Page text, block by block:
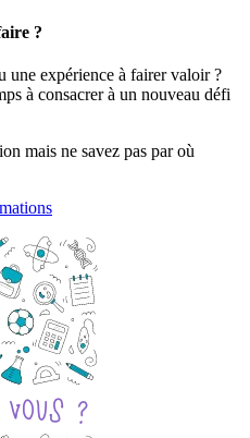
?
une expérience à fairer valoir ?
à consacrer à un nouveau défi
mais ne savez pas par où